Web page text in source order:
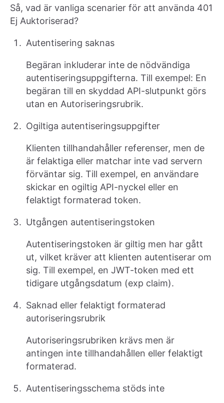
Så, vad är vanliga scenarier för att använda 401
Ej Auktoriserad?
Autentisering saknas
Begäran inkluderar inte de nödvändiga
autentiseringsuppgifterna. Till exempel: En
begäran till en skyddad API-slutpunkt görs
utan en Autoriseringsrubrik.
Ogiltiga autentiseringsuppgifter
Klienten tillhandahåller referenser, men de
är felaktiga eller matchar inte vad servern
förväntar sig. Till exempel, en användare
skickar en ogiltig API-nyckel eller en
felaktigt formaterad token.
Utgången autentiseringstoken
Autentiseringstoken är giltig men har gått
ut, vilket kräver att klienten autentiserar om
sig. Till exempel, en JWT-token med ett
tidigare utgångsdatum (exp claim).
Saknad eller felaktigt formaterad
autoriseringsrubrik
Autoriseringsrubriken krävs men är
antingen inte tillhandahållen eller felaktigt
formaterad.
Autentiseringsschema stöds inte